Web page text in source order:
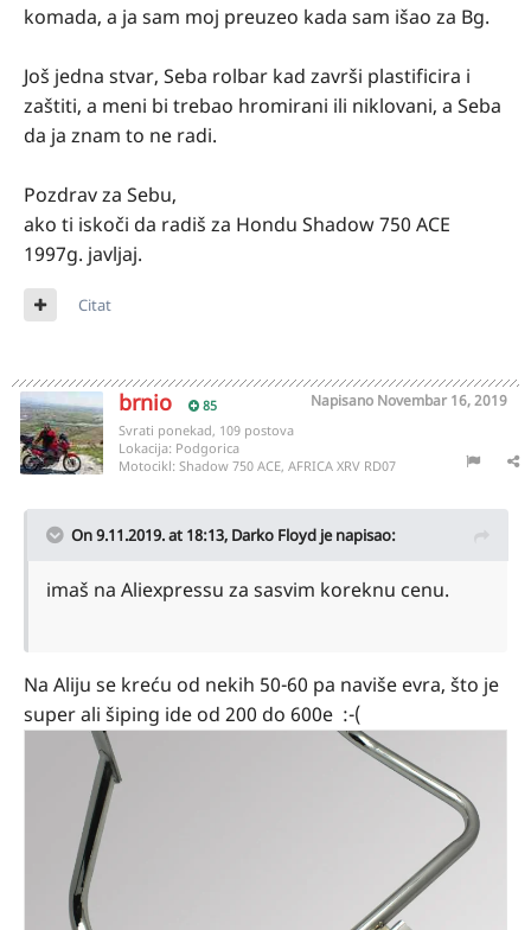
komada, a ja sam moj preuzeo kada sam išao za Bg.
Još jedna stvar, Seba rolbar kad završi plastificira i
zaštiti, a meni bi trebao hromirani ili niklovani, a Seba
da ja znam to ne radi.
Pozdrav za Sebu,
ako ti iskoči da radiš za Hondu Shadow 750 ACE
1997g. javljaj.
Citat
brnio 85 Napisano Novembar 16, 2019
Svrati ponekad, 109 postova
Lokacija: Podgorica
Motocikl: Shadow 750 ACE, AFRICA XRV RD07
On 9.11.2019. at 18:13, Darko Floyd je napisao:
imaš na Aliexpressu za sasvim koreknu cenu.
Na Aliju se kreću od nekih 50-60 pa naviše evra, što je
super ali šiping ide od 200 do 600e :-(